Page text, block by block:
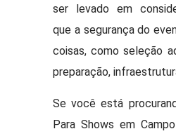
ser levado em
que a segurança do
coisas, como seleção
preparação,
Se você está
Para Shows em